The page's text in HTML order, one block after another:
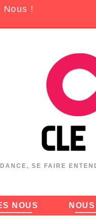
Nous !
SE FAIRE
NOUS